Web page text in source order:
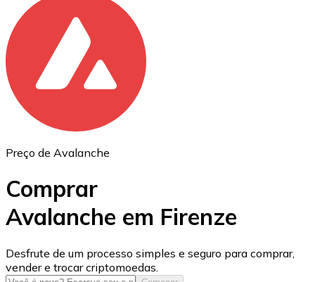
Ethereum
ETH
USD Coin
USDC
Preço de Avalanche
Comprar
Avalanche em Firenze
Desfrute de um processo simples e seguro para comprar,
vender e trocar criptomoedas.